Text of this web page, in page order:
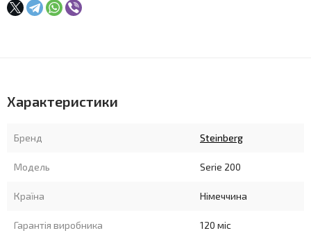
Характеристики
Бренд Steinberg
Модель Serie 200
Країна Німеччина
Гарантія виробника 120 міс